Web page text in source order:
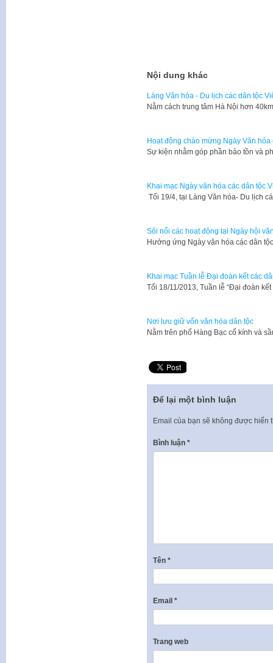
Nội dung khác
Làng Văn hóa - Du lịch các dân tộc
Nằm cách trung tâm Hà Nội hơn
Hoạt động chào mừng Ngày Văn hóa
Sự kiện nhằm góp phần bảo tồn và
Khai mạc Ngày văn hóa các dân tộc
Tối 19/4, tại Làng Văn hóa- Du lịch
Sôi nổi các hoạt động tại Ngày hội
Hưởng ứng Ngày văn hóa các dân
Khai mạc Tuần lễ Đại đoàn kết các
​Tối 18/11/2013, Tuần lễ “Đại đoàn
Nơi lưu giữ vốn văn hóa dân tộc
Nằm trên phố Hàng Bạc cổ kính và
Để lại một bình luận
Email của bạn sẽ không được hiển
Bình luận *
Tên *
Email *
Trang web